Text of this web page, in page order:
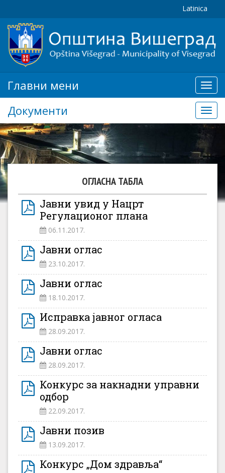
Latinica
мени
Главни мени
Документи
ОГЛАСНА ТАБЛА
Јавни увид у Нацрт
Регулационог плана
06.11.2017.
Јавни оглас
23.10.2017.
Јавни оглас
18.10.2017.
Исправка јавног огласа
28.09.2017.
Јавни оглас
28.09.2017.
Конкурс за накнадни управни
одбор
22.09.2017.
Јавни позив
13.09.2017.
Конкурс „Дом здравља“